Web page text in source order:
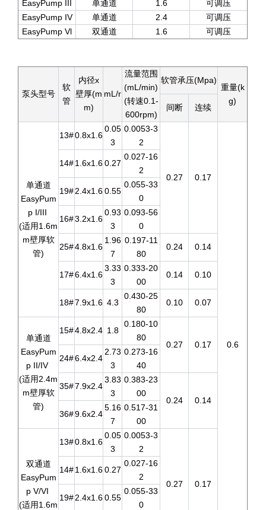
EasyPump III 单通道 1.6
可调压
EasyPump IV
单通道 2.4
可调压
EasyPump Vl
双通道 1.6 可调压
泵头型号
软
管
内径x
壁厚(m
m)
mL/r
流量范围
(mL/min)
(转速0.1-
600rpm)
软管承压(Mpa)
重量(k
g)
间断 连续
单通道
EasyPum
p I/III
(适用1.6m
m壁厚软
管)
13#0.8x1.6
0.05
3
0.0053-3
2
0.27 0.17
0.6
14#1.6x1.60.27
0.027-16
2
19#2.4x1.60.55
0.055-33
0
16#3.2x1.6
0.93
3
0.093-56
0
25#4.8x1.6
1.96
7
0.197-11
80
0.24 0.14
17#6.4x1.6
3.33
3
0.333-20
00
0.14 0.10
18#7.9x1.6 4.3
0.430-25
80
0.10 0.07
单通道
EasyPum
p II/IV
(适用2.4m
m壁厚软
管)
15#4.8x2.4 1.8
0.180-10
80
0.27
0.17
24#6.4x2.4
2.73
3
0.273-16
40
35#7.9x2.4
3.83
3
0.383-23
00
0.24
0.14
36#9.6x2.4
5.16
7
0.517-31
00
双通道
EasyPum
p V/VI
(适用1.6m
13#0.8x1.6
0.05
3
0.0053-3
2
0.27 0.17
14#1.6x1.60.27
0.027-16
2
19#2.4x1.60.55
0.055-33
0